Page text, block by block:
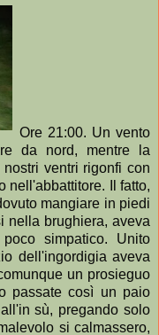
Ore 21:00. Un vento
da nord, mentre la
ventri rigonfi con
nell'abbattitore. Il fatto,
mangiare in piedi
nella brughiera, aveva
simpatico. Unito
dell'ingordigia aveva
un prosieguo
passate così un paio
sù, pregando solo
si calmassero,